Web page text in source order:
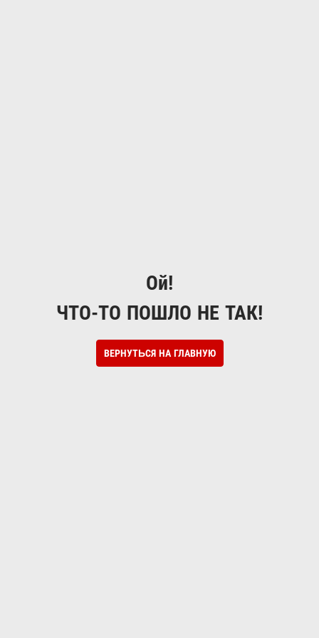
Ой!
ЧТО-ТО ПОШЛО НЕ ТАК!
ВЕРНУТЬСЯ НА ГЛАВНУЮ